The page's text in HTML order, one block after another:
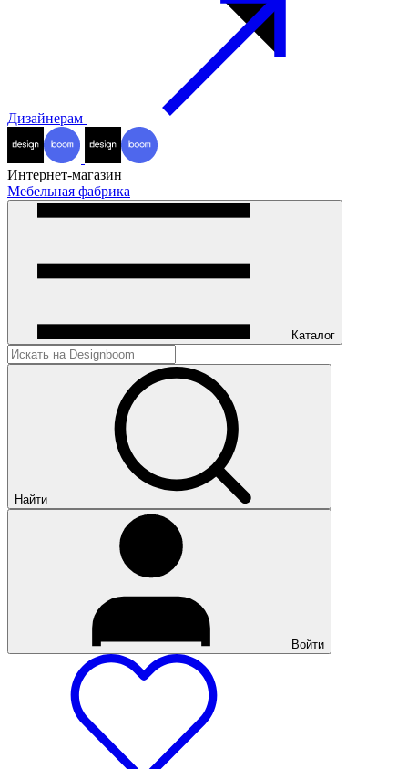
Дизайнерам
Интернет-магазин
Мебельная фабрика
Каталог
Найти
Войти